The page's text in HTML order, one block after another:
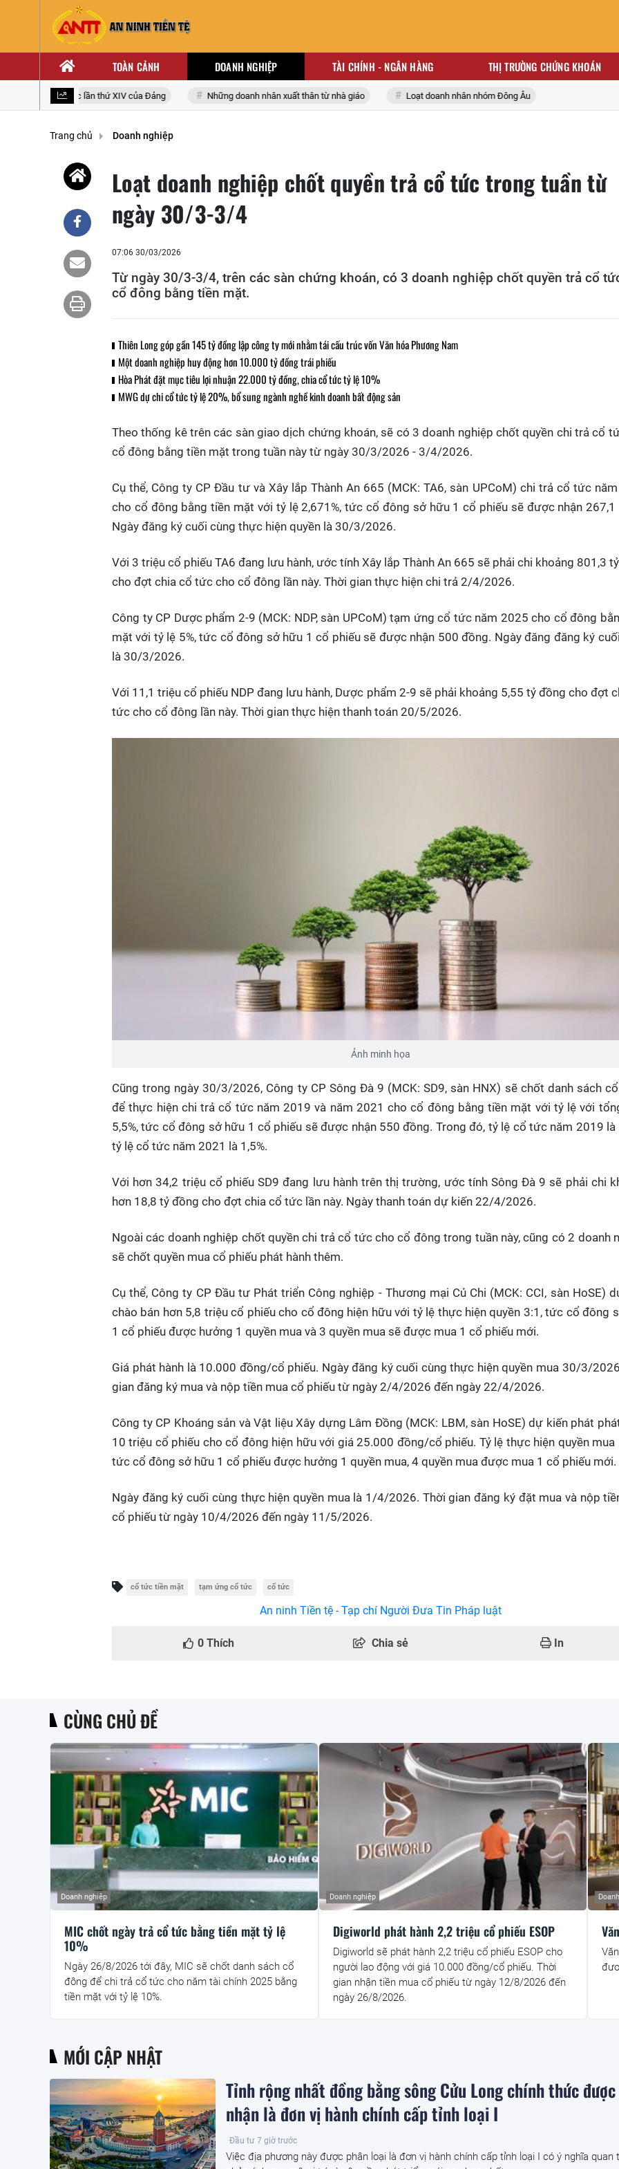
TOÀN CẢNH DOANH NGHIỆP TÀI CHÍNH - NGÂN HÀNG THỊ TRƯỜNG CHỨNG KHOÁN
biểu toàn quốc lần thứ XIV của Đảng Những doanh nhân xuất thân từ nhà giáo Loạt doanh nhân nhóm Đông Âu
Trang chủ Doanh nghiệp
Loạt doanh nghiệp chốt quyền trả cổ tức trong tuần từ
ngày 30/3-3/4
07:06 30/03/2026
Từ ngày 30/3-3/4, trên các sàn chứng khoán, có 3 doanh nghiệp chốt quyền trả cổ
cổ đông bằng tiền mặt.
Thiên Long góp gần 145 tỷ đồng lập công ty mới nhằm tái cấu trúc vốn Văn hóa Phương Nam
Một doanh nghiệp huy động hơn 10.000 tỷ đồng trái phiếu
Hòa Phát đặt mục tiêu lợi nhuận 22.000 tỷ đồng, chia cổ tức tỷ lệ 10%
MWG dự chi cổ tức tỷ lệ 20%, bổ sung ngành nghề kinh doanh bất động sản
Theo thống kê trên các sàn giao dịch chứng khoán, sẽ có 3 doanh nghiệp chốt quyền chi trả cổ
cổ đông bằng tiền mặt trong tuần này từ ngày 30/3/2026 - 3/4/2026.
Cụ thể, Công ty CP Đầu tư và Xây lắp Thành An 665 (MCK: TA6, sàn UPCoM) chi trả cổ tức
cho cổ đông bằng tiền mặt với tỷ lệ 2,671%, tức cổ đông sở hữu 1 cổ phiếu sẽ được nhận 267,1
Ngày đăng ký cuối cùng thực hiện quyền là 30/3/2026.
Với 3 triệu cổ phiếu TA6 đang lưu hành, ước tính Xây lắp Thành An 665 sẽ phải chi khoảng 801,3
cho đợt chia cổ tức cho cổ đông lần này. Thời gian thực hiện chi trả 2/4/2026.
Công ty CP Dược phẩm 2-9 (MCK: NDP, sàn UPCoM) tạm ứng cổ tức năm 2025 cho cổ đông
mặt với tỷ lệ 5%, tức cổ đông sở hữu 1 cổ phiếu sẽ được nhận 500 đồng. Ngày đăng đăng ký
là 30/3/2026.
Với 11,1 triệu cổ phiếu NDP đang lưu hành, Dược phẩm 2-9 sẽ phải khoảng 5,55 tỷ đồng cho đợt
tức cho cổ đông lần này. Thời gian thực hiện thanh toán 20/5/2026.
Ảnh minh họa
Cũng trong ngày 30/3/2026, Công ty CP Sông Đà 9 (MCK: SD9, sàn HNX) sẽ chốt danh sách
để thực hiện chi trả cổ tức năm 2019 và năm 2021 cho cổ đông bằng tiền mặt với tỷ lệ với
5,5%, tức cổ đông sở hữu 1 cổ phiếu sẽ được nhận 550 đồng. Trong đó, tỷ lệ cổ tức năm 2019 là
tỷ lệ cổ tức năm 2021 là 1,5%.
Với hơn 34,2 triệu cổ phiếu SD9 đang lưu hành trên thị trường, ước tính Sông Đà 9 sẽ phải chi
hơn 18,8 tỷ đồng cho đợt chia cổ tức lần này. Ngày thanh toán dự kiến 22/4/2026.
Ngoài các doanh nghiệp chốt quyền chi trả cổ tức cho cổ đông trong tuần này, cũng có 2 doanh
sẽ chốt quyền mua cổ phiếu phát hành thêm.
Cụ thể, Công ty CP Đầu tư Phát triển Công nghiệp - Thương mại Củ Chi (MCK: CCI, sàn HoSE)
chào bán hơn 5,8 triệu cổ phiếu cho cổ đông hiện hữu với tỷ lệ thực hiện quyền 3:1, tức cổ đông
1 cổ phiếu được hưởng 1 quyền mua và 3 quyền mua sẽ được mua 1 cổ phiếu mới.
Giá phát hành là 10.000 đồng/cổ phiếu. Ngày đăng ký cuối cùng thực hiện quyền mua 30/3/
gian đăng ký mua và nộp tiền mua cổ phiếu từ ngày 2/4/2026 đến ngày 22/4/2026.
Công ty CP Khoáng sản và Vật liệu Xây dựng Lâm Đồng (MCK: LBM, sàn HoSE) dự kiến phát
10 triệu cổ phiếu cho cổ đông hiện hữu với giá 25.000 đồng/cổ phiếu. Tỷ lệ thực hiện quyền mua
tức cổ đông sở hữu 1 cổ phiếu được hưởng 1 quyền mua, 4 quyền mua được mua 1 cổ phiếu mới.
Ngày đăng ký cuối cùng thực hiện quyền mua là 1/4/2026. Thời gian đăng ký đặt mua và nộp
cổ phiếu từ ngày 10/4/2026 đến ngày 11/5/2026.
cổ tức tiền mặt tạm ứng cổ tức cổ tức
An ninh Tiền tệ - Tạp chí Người Đưa Tin Pháp luật
0 Thích Chia sẻ In
CÙNG CHỦ ĐỀ
MIC chốt ngày trả cổ tức bằng tiền mặt tỷ lệ
10%
Doanh nghiệp
Ngày 26/8/2026 tới đây, MIC sẽ chốt danh sách cổ
đông để chi trả cổ tức cho năm tài chính 2025 bằng
tiền mặt với tỷ lệ 10%.
Digiworld phát hành 2,2 triệu cổ phiếu ESOP
Doanh nghiệp
Digiworld sẽ phát hành 2,2 triệu cổ phiếu ESOP cho
người lao động với giá 10.000 đồng/cổ phiếu. Thời
gian nhận tiền mua cổ phiếu từ ngày 12/8/2026 đến
ngày 26/8/2026.
MỚI CẬP NHẬT
Tỉnh rộng nhất đồng bằng sông Cửu Long chính thức
nhận là đơn vị hành chính cấp tỉnh loại I
Đầu tư 7 giờ trước
Việc địa phương này được phân loại là đơn vị hành chính cấp tỉnh loại I có ý nghĩa quan